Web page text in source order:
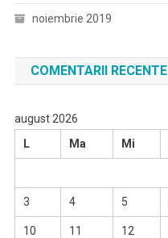
noiembrie 2019
COMENTARII RECENTE
august 2026
L
Ma Mi
3 4 5
10 11 12